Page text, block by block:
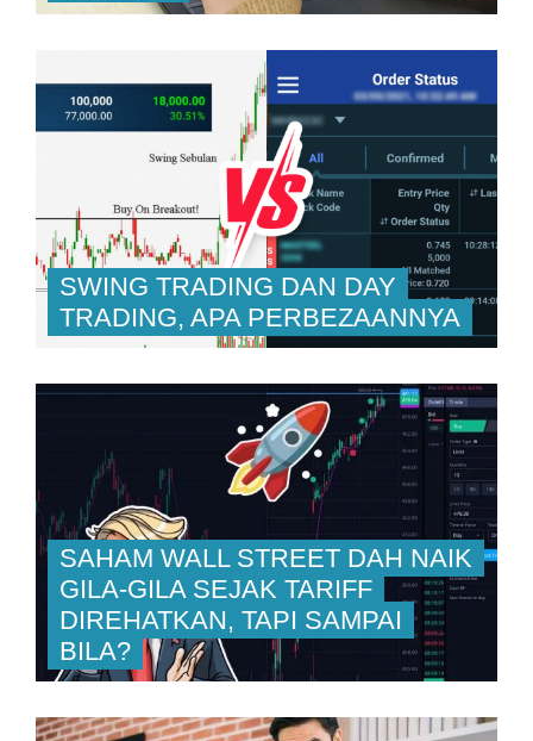
SWING TRADING DAN DAY
TRADING, APA PERBEZAANNYA
SAHAM WALL STREET DAH NAIK
GILA-GILA SEJAK TARIFF
DIREHATKAN, TAPI SAMPAI
BILA?